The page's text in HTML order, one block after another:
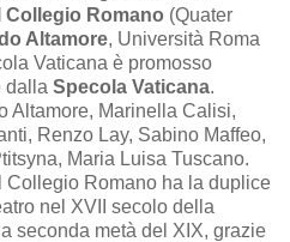
Collegio Romano (Quater
Altamore, Università Roma
Vaticana è promosso
dalla Specola Vaticana.
Altamore, Marinella Calisi,
Renzo Lay, Sabino Maffeo,
Maria Luisa Tuscano.
Collegio Romano ha la duplice
nel XVII secolo della
seconda metà del XIX, grazie